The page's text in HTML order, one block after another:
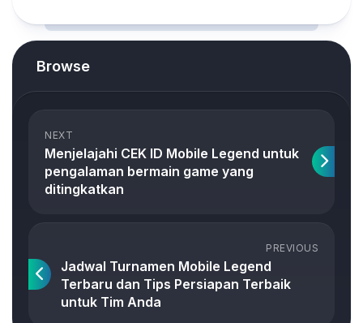
Browse
NEXT
Menjelajahi CEK ID Mobile Legend untuk
pengalaman bermain game yang
ditingkatkan
PREVIOUS
Jadwal Turnamen Mobile Legend
Terbaru dan Tips Persiapan Terbaik
untuk Tim Anda